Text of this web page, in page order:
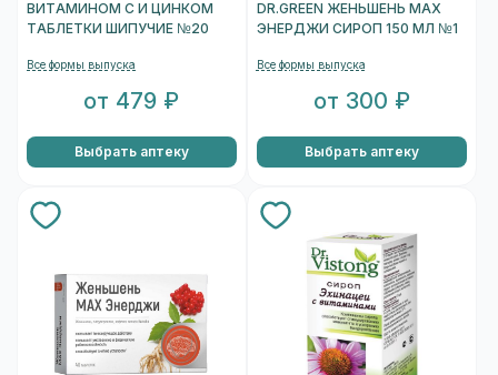
ВИТАМИНОМ С И ЦИНКОМ
ТАБЛЕТКИ ШИПУЧИЕ №20
Все формы выпуска
от 479 ₽
Выбрать аптеку
DR.GREEN ЖЕНЬШЕНЬ MAX
ЭНЕРДЖИ СИРОП 150 МЛ №1
Все формы выпуска
от 300 ₽
Выбрать аптеку